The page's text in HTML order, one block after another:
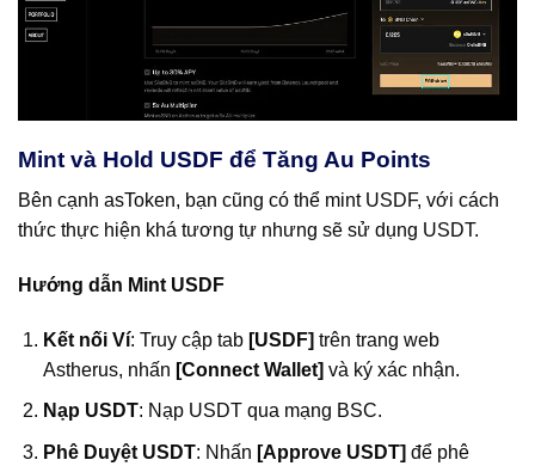
Mint và Hold USDF để Tăng Au Points
Bên cạnh asToken, bạn cũng có thể mint USDF, với cách
thức thực hiện khá tương tự nhưng sẽ sử dụng USDT.
Hướng dẫn Mint USDF
Kết nối Ví: Truy cập tab [USDF] trên trang web
Astherus, nhấn [Connect Wallet] và ký xác nhận.
Nạp USDT: Nạp USDT qua mạng BSC.
Phê Duyệt USDT: Nhấn [Approve USDT] để phê